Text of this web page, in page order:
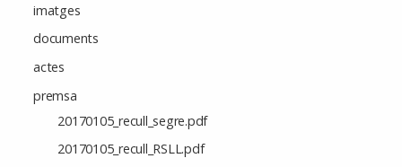
imatges
documents
actes
premsa
20170105_recull_segre.pdf
20170105_recull_RSLL.pdf